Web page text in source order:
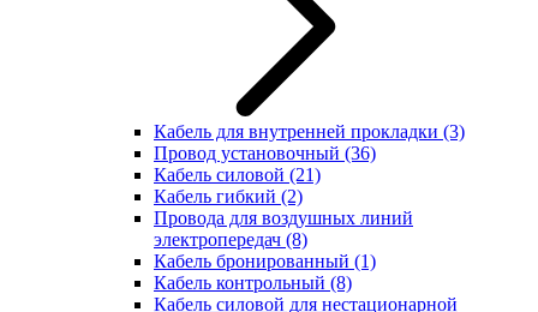
Кабель для внутренней прокладки (3)
Провод установочный (36)
Кабель силовой (21)
Кабель гибкий (2)
Провода для воздушных линий
электропередач (8)
Кабель бронированный (1)
Кабель контрольный (8)
Кабель силовой для нестационарной